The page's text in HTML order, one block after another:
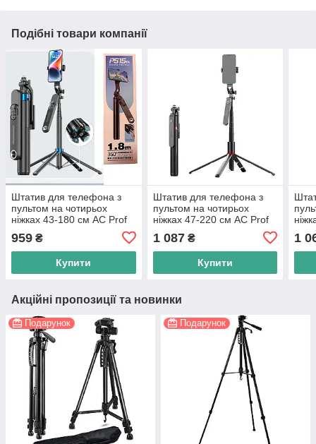
Подібні товари компанії
Штатив для телефона з
пультом на чотирьох
ніжках 43-180 см AC Prof
959 ₴
Купити
Штатив для телефона з
пультом на чотирьох
ніжках 47-220 см AC Prof
1 087₴
Купити
1
Акційні пропозиції та новинки
Подарунок Подарунок